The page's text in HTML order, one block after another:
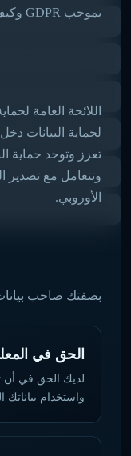
بموجب GDPR وكيف نحمي بياناتك الشخصية.
تعزز وتوحد حماية
وتتعامل مع تصدير
الأوروبي.
بصفتك صاحب
الحق في
لديك الحق في أن
واستخدام